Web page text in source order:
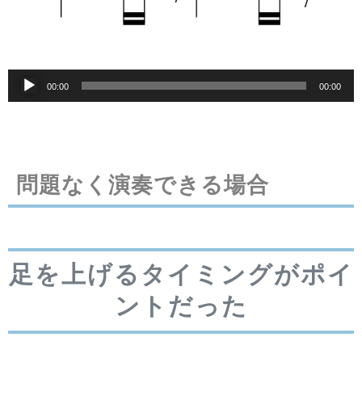
声
ヤ
ー
00:00 00:00
問題なく演奏できる場合
足を上げるタイミングがポイ
ントだった